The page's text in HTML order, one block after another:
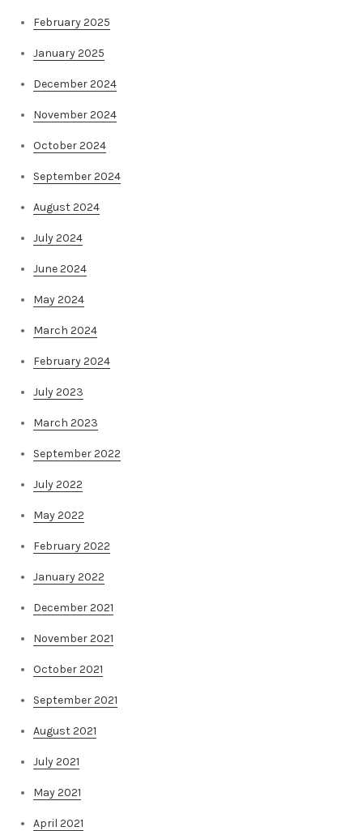
February 2025
January 2025
December 2024
November 2024
October 2024
September 2024
August 2024
July 2024
June 2024
May 2024
March 2024
February 2024
July 2023
March 2023
September 2022
July 2022
May 2022
February 2022
January 2022
December 2021
November 2021
October 2021
September 2021
August 2021
July 2021
May 2021
April 2021